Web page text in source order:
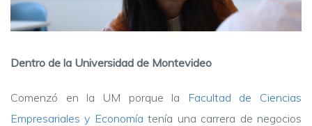
Dentro de la Universidad de Montevideo
Comenzó en la UM porque la
Facultad de Ciencias
Empresariales y Economía tenía una carrera de negocios